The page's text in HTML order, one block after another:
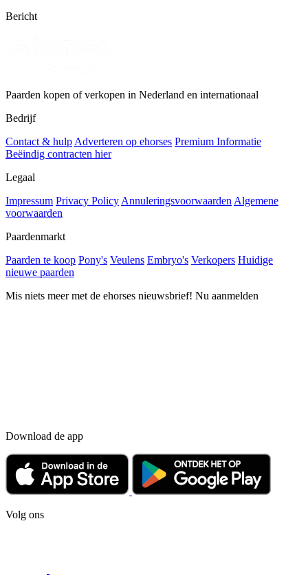
Bericht
Paarden kopen of verkopen in Nederland en internationaal
Bedrijf
Contact & hulp Adverteren op ehorses Premium Informatie
Beëindig contracten hier
Legaal
Impressum Privacy Policy Annuleringsvoorwaarden Algemene
voorwaarden
Paardenmarkt
Paarden te koop Pony's Veulens Embryo's Verkopers Huidige
nieuwe paarden
Mis niets meer met de ehorses nieuwsbrief! Nu aanmelden
Download de app
Volg ons